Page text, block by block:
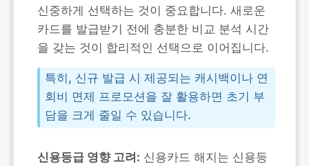
신중하게 선택하는 것이 중요합니다. 새로운
카드를 발급받기 전에 충분한 비교 분석 시간
을 갖는 것이 합리적인 선택으로 이어집니다.
특히, 신규 발급 시 제공되는 캐시백이나 연
회비 면제 프로모션을 잘 활용하면 초기 부
담을 크게 줄일 수 있습니다.
신용등급 영향 고려: 신용카드 해지는 신용등